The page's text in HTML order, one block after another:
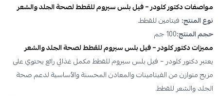
مواصفات دكتور كلودر – فيل بلس سيروم للقطط لصحة الجلد والشعر
نوع المنتج: فيتامين للقطط.
حجم المنتج:100 جم
مميزات دكتور كلودر – فيل بلس سيروم للقطط لصحة الجلد والشعر
يعتبر دكتور كلودر – فيل بلس سيروم للقطط مكمل غذائي رائع يحتوي على
مزيج متوازن من الفيتامينات والمعادن المحسنة والأساسية لدعم صحة
الجلد والشعر للقطط.